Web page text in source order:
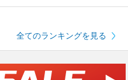
全てのランキングを見る